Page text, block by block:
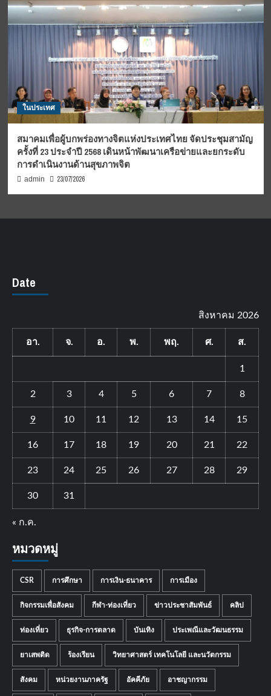
ในประเทศ
สมาคมเพื่อผู้บกพร่องทางจิตแห่งประเทศไทย จัดประชุมสามัญ
ครั้งที่ 23 ประจำปี 2568 เดินหน้าพัฒนาเครือข่ายและยกระดับ
การดำเนินงานด้านสุขภาพจิต
admin 23/07/2026
Date
สิงหาคม 2026
อา. จ. อ. พ. พฤ. ศ. ส.
1
2 3 4 5 6 7 8
9 10 11 12 13 14 15
16 17 18 19 20 21 22
23 24 25 26 27 28 29
30 31
« ก.ค.
หมวดหมู่
CSR การศึกษา การเงิน-ธนาคาร การเมือง
กิจกรรมเพื่อสังคม กีฬา-ท่องเที่ยว ข่าวประชาสัมพันธ์ คลิป
ท่องเที่ยว ธุรกิจ-การตลาด บันเทิง ประเพณีและวัฒนธรรม
ยาเสพติด ร้องเรียน วิทยาศาสตร์ เทคโนโลยี และนวัตกรรม
สังคม หน่วยงานภาครัฐ อัคคีภัย อาชญากรรม